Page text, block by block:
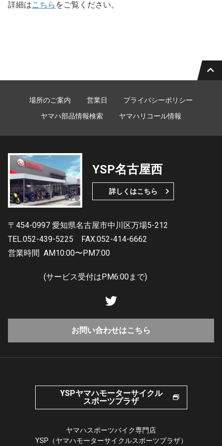
詳細はこちら をご覧ください。
場所のご案内 営業日
プライバシーポリシー
ヤマハ部品情報検索
ヤマハリコール情報
YSP名古屋西
詳しくはこちら
〒454-0997 愛知県名古屋市中川区万場5-212
TEL.052-439-5225
FAX.052-414-6662
営業時間 AM10:00〜PM7:00
(サービス受付はPM6:00まで)
お問い合わせはこちら
YSPヤマハモーターサイクル
スポーツプラザ
ヤマハスポーツバイク専門店
YSP（ヤマハモーターサイクルスポーツプラザ）